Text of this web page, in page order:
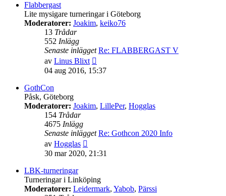
inlägget
Flabbergast
Lite mysigare turneringar i Göteborg
Moderatorer: Joakim, keiko76
13 Trådar
552 Inlägg
Senaste inlägget Re: FLABBERGAST V
av Linus Blixt
till
04 aug 2016, 15:37
GothCon
Påsk, Göteborg
Moderatorer: Joakim, LillePer, Hogglas
154 Trådar
4675 Inlägg
Senaste inlägget Re: Gothcon 2020 Info
av Hogglas
till
inlägget
30 mar 2020, 21:31
LBK-turneringar
Turneringar i Linköping
Moderatorer: Leidermark, Yabob, Pärssi